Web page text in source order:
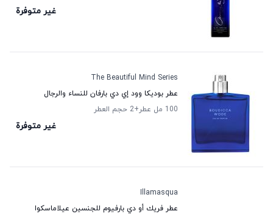
غير متوفرة
The Beautiful Mind Series
عطر بوديكا وود إي دي بارفان للنساء والرجال
100 مل عطر
+2 حجم العطر
غير متوفرة
Illamasqua
عطر فريك أو دي بارفيوم للجنسين عيلاماسكوا